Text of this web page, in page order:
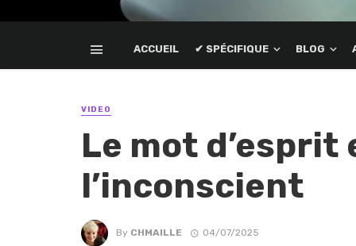
ACCUEIL ✔ SPÉCIFIQUE BLOG
VIDEO
Le mot
l’inconscient
By CHMAILLE 04/07/2025